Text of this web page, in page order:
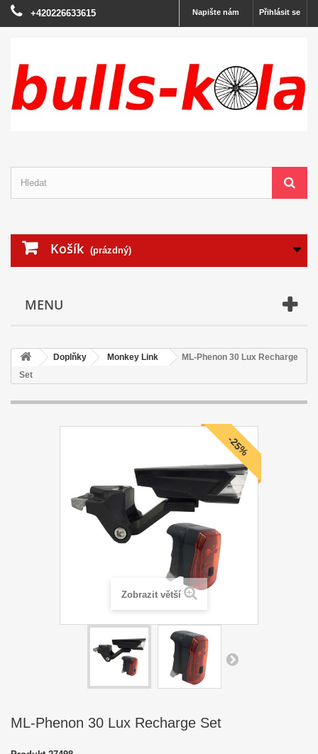
Přihlásit se
Napište nám
+420226633615
Košík (prázdný)
MENU
Doplňky Monkey Link
ML-Phenon 30 Lux Recharge
Set
-25%
Zobrazit větší
ML-Phenon 30 Lux Recharge Set